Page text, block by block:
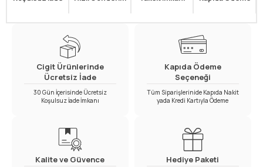
Cigit Ürünlerinde
Ücretsiz İade
30 Gün İçerisinde Ücretsiz
Koşulsuz İade İmkanı
Kapıda Ödeme
Seçeneği
Tüm Siparişlerinide Kapıda Nakit
yada Kredi Kartıyla Ödeme
Kalite ve Güvence Hediye Paketi